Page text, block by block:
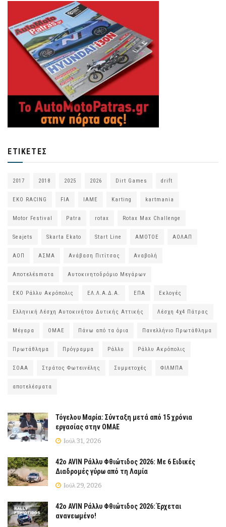
ΕΤΙΚΈΤΕΣ
2017 2018 2025 2026 Dirt Games drift
EKO RACING FIA IAME Karting kartmania
Motor Festival Patra rotax Rotax Max Challenge
Seajets Skarta Ekato Start Line ΑΜΟΤΟΕ ΑΟΛΑΠ
ΑΟΠ ΑΣΜΑ Ανάβαση Πιτίτσας Αναβολή
Αποτελέsmατα Αυτοκινητοδρόμιο Μεγάρων
ΕΚΟ Ράλλυ Ακρόπολις ΕΛ.Λ.Α.Δ.Α. ΕΠΑ Εκλογές
Ελληνική Λέσχη Αυτοκινήτου Δυτικής Αττικής Λέσχη 4χ4 Πάτρας
Μέγαρα ΟΜΑΕ Πάνω από τα όρια Πανελλήνιο Πρωτάθλημα
Πρωτάθλημα Πρόγραμμα Ράλλυ Ράλλυ Ακρόπολις
ΣΟΑΑ Στράτος Φωτεινέλης Συμμετοχές ΦΙΛΜΠΑ
αποτελέσματα
Τόγελου Μαρία: Σύνταξη μετά από 15 χρόνια
εργασίας στην ΟΜΑΕ
Ιούλ 31, 2026
42ο AVIN Ράλλυ Φθιώτιδος 2026: Με 6 Ειδικές
Διαδρομές γύρω από τη Λαμία
Ιούλ 29, 2026
42ο AVIN Ράλλυ Φθιώτιδος 2026: Έρχεται
ανανεωμένο!